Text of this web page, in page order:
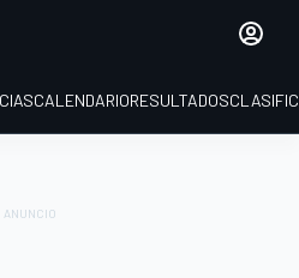
CALENDARIORESULTADOS